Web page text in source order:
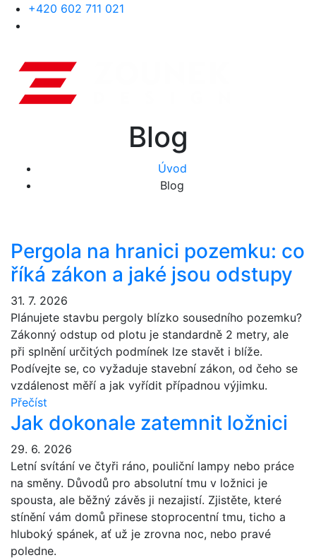
+420 602 711 021
Blog
Úvod
Blog
Pergola na hranici pozemku: co
říká zákon a jaké jsou odstupy
31. 7. 2026
Plánujete stavbu pergoly blízko sousedního pozemku?
Zákonný odstup od plotu je standardně 2 metry, ale
při splnění určitých podmínek lze stavět i blíže.
Podívejte se, co vyžaduje stavební zákon, od čeho se
vzdálenost měří a jak vyřídit případnou výjimku.
Přečíst
Jak dokonale zatemnit ložnici
29. 6. 2026
Letní svítání ve čtyři ráno, pouliční lampy nebo práce
na směny. Důvodů pro absolutní tmu v ložnici je
spousta, ale běžný závěs ji nezajistí. Zjistěte, které
stínění vám domů přinese stoprocentní tmu, ticho a
hluboký spánek, ať už je zrovna noc, nebo pravé
poledne.